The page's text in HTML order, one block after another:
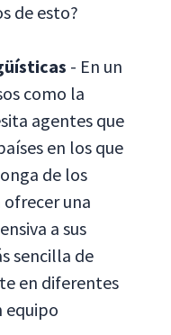
de esto?
- En un
como la
agentes que
en los que
de los
ofrecer una
a sus
sencilla de
en diferentes
equipo